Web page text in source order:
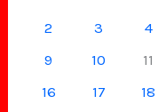
2
3 4
9
10 11
16
17 18